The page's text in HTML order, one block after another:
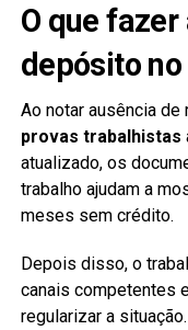
O que
depósito no
Ao notar ausência de
provas trabalhistas
atualizado, os
trabalho ajudam a
meses sem crédito.
Depois disso, o
canais competentes
regularizar a